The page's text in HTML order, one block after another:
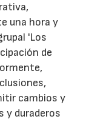
una hora y
'Los
de
cambios y
y duraderos